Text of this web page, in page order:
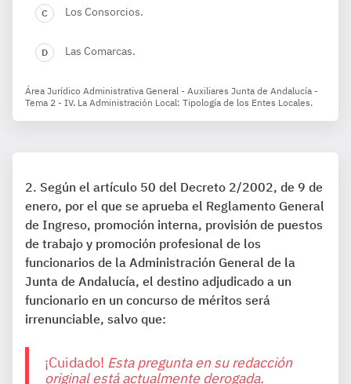
Los Consorcios.
Las Comarcas.
Área Jurídico Administrativa General - Auxiliares Junta de Andalucía -
Tema 2 - IV. La Administración Local: Tipología de los Entes Locales.
Según el artículo 50 del Decreto 2/2002, de 9 de
enero, por el que se aprueba el Reglamento General
de Ingreso, promoción interna, provisión de puestos
de trabajo y promoción profesional de los
funcionarios de la Administración General de la
Junta de Andalucía, el destino adjudicado a un
funcionario en un concurso de méritos será
irrenunciable, salvo que:
¡Cuidado! Esta pregunta en su redacción
original está actualmente derogada.